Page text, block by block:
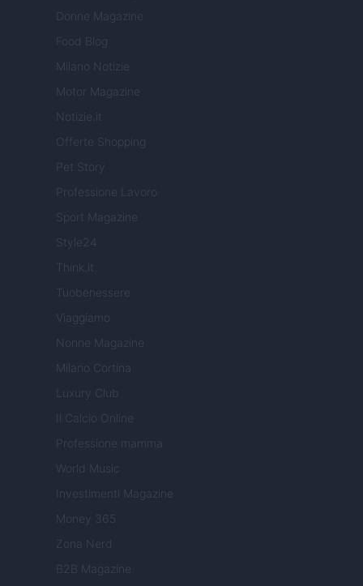
Donne Magazine
Food Blog
Milano Notizie
Motor Magazine
Notizie.it
Offerte Shopping
Pet Story
Professione Lavoro
Sport Magazine
Style24
Tuobenessere
Viaggiamo
Nonne Magazine
Milano Cortina
Luxury Club
Il Calcio Online
Professione mamma
World Music
Investimenti Magazine
Money 365
Zona Nerd
B2B Magazine